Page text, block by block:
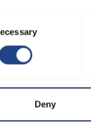
Deny
pour
adaptées à chaque
est en mesure de
écluses rotoatives
gamme
dans